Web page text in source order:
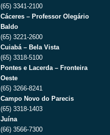
(65) 3341-2100
Cáceres – Professor Olegário
Baldo
(65) 3221-2600
Cuiabá – Bela Vista
(65) 3318-5100
Pontes e Lacerda – Fronteira
Oeste
(65) 3266-8241
Campo Novo do Parecis
(65) 3318-1403
Juína
(66) 3566-7300